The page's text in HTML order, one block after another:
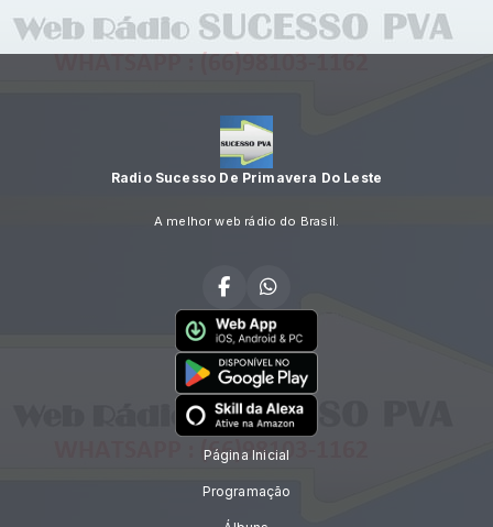
Radio Sucesso De Primavera Do Leste
A melhor web rádio do Brasil.
Página Inicial
Programação